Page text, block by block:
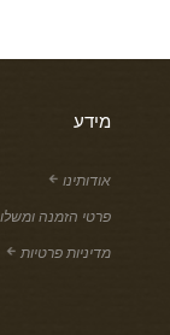
מידע
אודותינו
פרטי הזמנה
מדיניות פרטיות